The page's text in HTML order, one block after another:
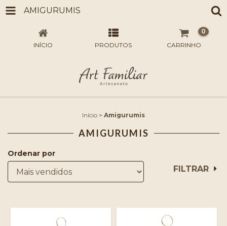
AMIGURUMIS
INÍCIO PRODUTOS CARRINHO
0
Início > Amigurumis
AMIGURUMIS
Ordenar por
FILTRAR